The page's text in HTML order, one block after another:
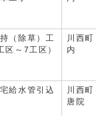
（除草）工
区～7工区）
川西町
内
給水管引込
川西町
唐院